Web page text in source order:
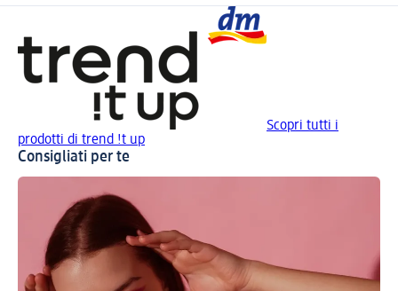
Scopri tutti i
prodotti di trend !t up
Consigliati per te